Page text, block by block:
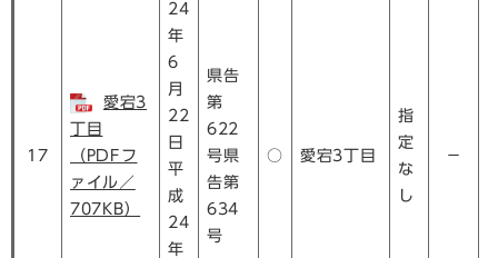
17
愛宕3
丁目
（PDFフ
ァイル／
707KB）
24
年
6
月
22
日
平
成
24
年
県告
第
622
号県
告第
634
号
○ 愛宕3丁目
指
定
な
し
－